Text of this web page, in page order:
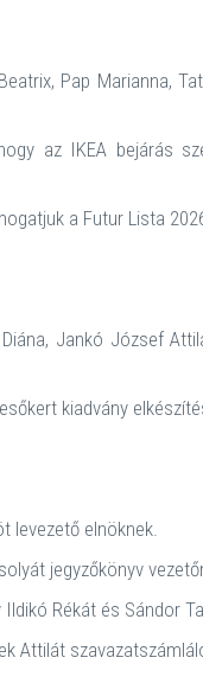
Pap Marianna,
az IKEA bejárás
a Futur Lista
Jankó József
kiadvány
levezető elnöknek.
jegyzőkönyv
Rékát és Sándor
Attilát